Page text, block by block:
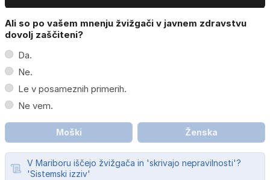
Ali so po vašem mnenju žvižgači v javnem zdravstvu
dovolj zaščiteni?
Da.
Ne.
Le v posameznih primerih.
Ne vem.
Moški Ženska
V Mariboru iščejo žvižgača in 'skrivajo nepravilnosti'?
'Sistemski izziv'